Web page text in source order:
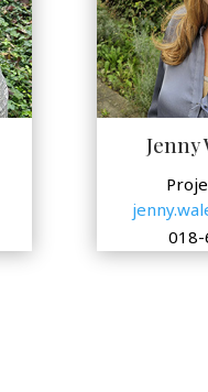
Jenny
0